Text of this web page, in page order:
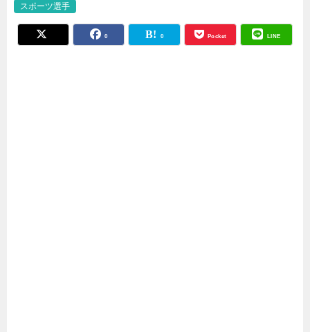
スポーツ選手
0 0 Pocket LINE